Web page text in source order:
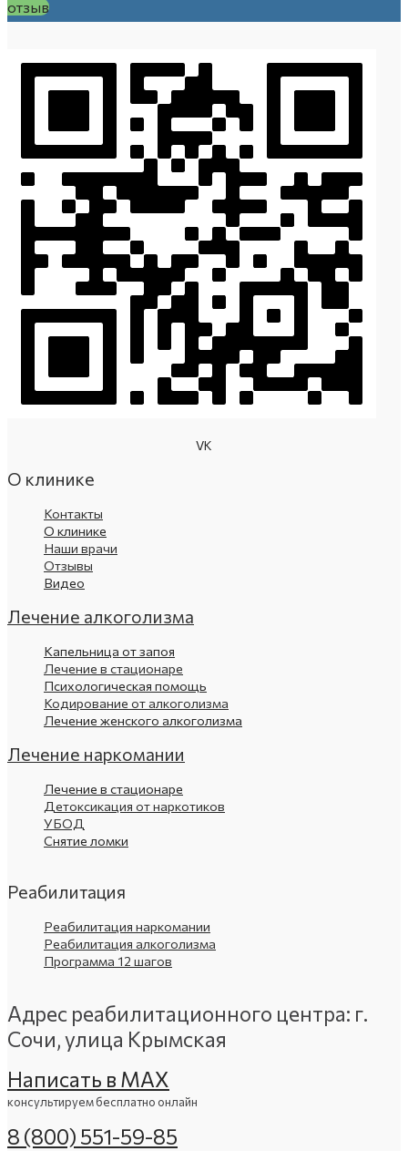
отзыв
VK
О клинике
Контакты
О клинике
Наши врачи
Отзывы
Видео
Лечение алкоголизма
Капельница от запоя
Лечение в стационаре
Психологическая помощь
Кодирование от алкоголизма
Лечение женского алкоголизма
Лечение наркомании
Лечение в стационаре
Детоксикация от наркотиков
УБОД
Снятие ломки
Реабилитация
Реабилитация наркомании
Реабилитация алкоголизма
Программа 12 шагов
Адрес реабилитационного центра: г.
Сочи, улица Крымская
Написать в МАХ
консультируем бесплатно онлайн
8 (800) 551-59-85